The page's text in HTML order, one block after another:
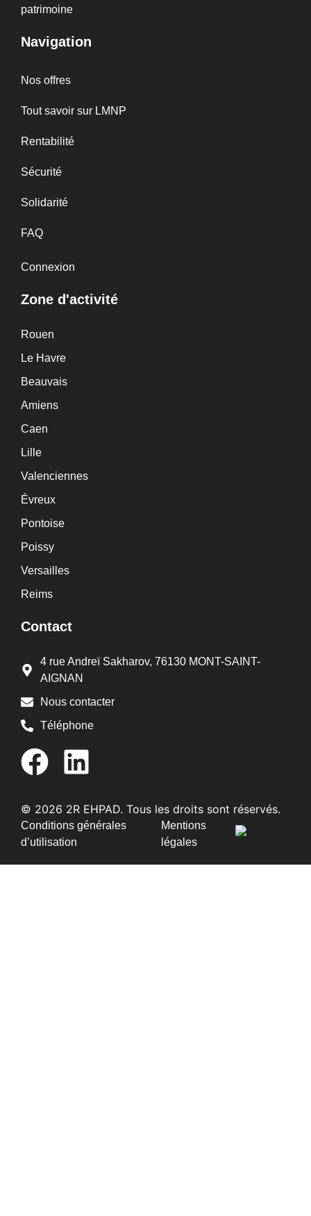
patrimoine
Navigation
Nos offres
Tout savoir sur LMNP
Rentabilité
Sécurité
Solidarité
FAQ
Connexion
Zone d'activité
Rouen
Le Havre
Beauvais
Amiens
Caen
Lille
Valenciennes
Évreux
Pontoise
Poissy
Versailles
Reims
Contact
4 rue Andreï Sakharov, 76130 MONT-SAINT-
AIGNAN
Nous contacter
Téléphone
© 2026 2R EHPAD. Tous les droits sont réservés.
Conditions générales
d’utilisation
Mentions
légales